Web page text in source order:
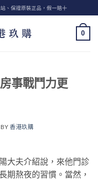
、保證原裝正品，假一賠十
0
事戰鬥力更
BY香港玖購
大夫介紹說，來他門診
期熬夜的習慣。當然，